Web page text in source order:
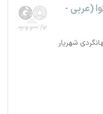
(عربی -
شهریار